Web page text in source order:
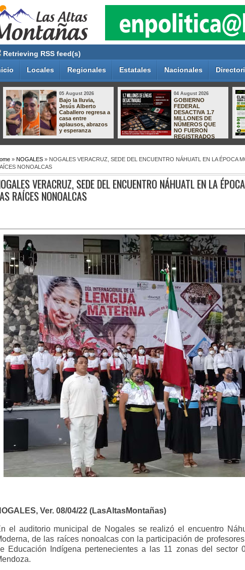
Retrieving RSS feed(s)
Locales Regionales Estatales Nacionales
05 August 2026
Bajo la lluvia,
Jesús Alberto
Caballero regresa a
casa entre
aplausos, abrazos
y esperanza
04 August 2026
GOBIERNO
FEDERAL
DESACTIVA 1.7
MILLONES DE
NÚMEROS QUE
NO FUERON
REGISTRADOS
» NOGALES » NOGALES VERACRUZ, SEDE DEL ENCUENTRO NÁHUATL EN LA ÉPOCA
NONOALCAS
VERACRUZ, SEDE DEL ENCUENTRO NÁHUATL EN LA
RAÍCES NONOALCAS
Ver. 08/04/22 (LasAltasMontañas)
el auditorio municipal de Nogales se realizó el encuentro
de las raíces nonoalcas con la participación de
Educación Indígena pertenecientes a las 11 zonas del sector